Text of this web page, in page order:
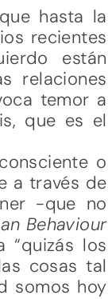
hasta la
recientes
están
relaciones
temor a
que es el
o
a través de
-que no
Behaviour
“quizás los
cosas tal
somos hoy